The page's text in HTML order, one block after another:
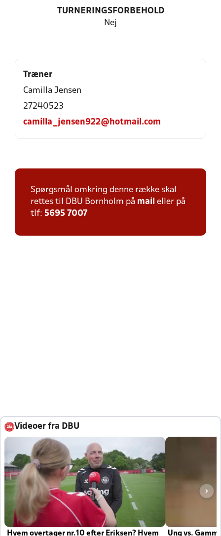
TURNERINGSFORBEHOLD
Nej
Træner
Camilla Jensen
27240523
camilla_jensen922@hotmail.com
Spørgsmål omkring denne række skal
rettes til DBU Bornholm på mail eller på
tlf: 5695 7007
Videoer fra DBU
Hvem overtager nr.10 efter Eriksen? Hvem
Ung vs.